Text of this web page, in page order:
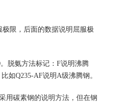
限，后面的数据说明屈服极
脱氨方法标记：F说明沸腾
如Q235-AF说明A级沸腾钢。
用碳素钢的说明方法，但在钢